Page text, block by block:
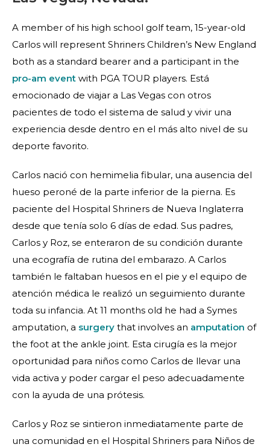
A member of his high school golf team, 15-year-old
Carlos will represent Shriners Children’s New England
both as a standard bearer and a participant in the
pro-am event with PGA TOUR players. Está
emocionado de viajar a Las Vegas con otros
pacientes de todo el sistema de salud y vivir una
experiencia desde dentro en el más alto nivel de su
deporte favorito.
Carlos nació con hemimelia fibular, una ausencia del
hueso peroné de la parte inferior de la pierna. Es
paciente del Hospital Shriners de Nueva Inglaterra
desde que tenía solo 6 días de edad. Sus padres,
Carlos y Roz, se enteraron de su condición durante
una ecografía de rutina del embarazo. A Carlos
también le faltaban huesos en el pie y el equipo de
atención médica le realizó un seguimiento durante
toda su infancia. At 11 months old he had a Symes
amputation, a surgery that involves an amputation of
the foot at the ankle joint. Esta cirugía es la mejor
oportunidad para niños como Carlos de llevar una
vida activa y poder cargar el peso adecuadamente
con la ayuda de una prótesis.
Carlos y Roz se sintieron inmediatamente parte de
una comunidad en el Hospital Shriners para Niños de